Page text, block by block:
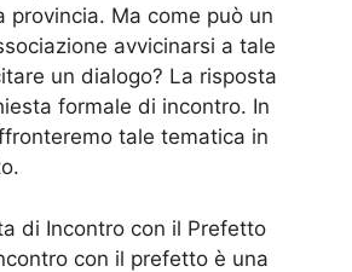
provincia. Ma come può un
avvicinarsi a tale
un dialogo? La risposta
formale di incontro. In
tale tematica in
di Incontro con il Prefetto
con il prefetto è una